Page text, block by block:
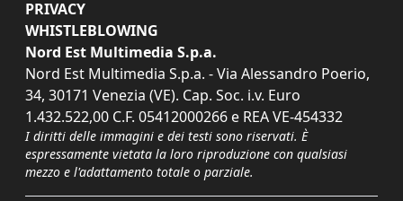
PRIVACY
WHISTLEBLOWING
Nord Est Multimedia S.p.a.
Nord Est Multimedia S.p.a. - Via Alessandro Poerio,
34, 30171 Venezia (VE). Cap. Soc. i.v. Euro
1.432.522,00 C.F. 05412000266 e REA VE-454332
I diritti delle immagini e dei testi sono riservati. È
espressamente vietata la loro riproduzione con qualsiasi
mezzo e l'adattamento totale o parziale.